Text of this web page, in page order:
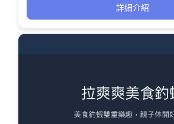
提升，適合有耐心且喜歡挑戰的釣
詳細介紹